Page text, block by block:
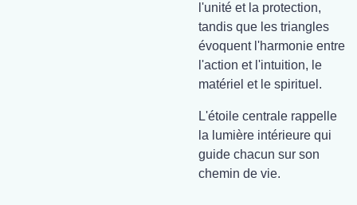
l'unité et la protection,
tandis que les triangles
évoquent l'harmonie entre
l'action et l'intuition, le
matériel et le spirituel.
L'étoile centrale rappelle
la lumière intérieure qui
guide chacun sur son
chemin de vie.